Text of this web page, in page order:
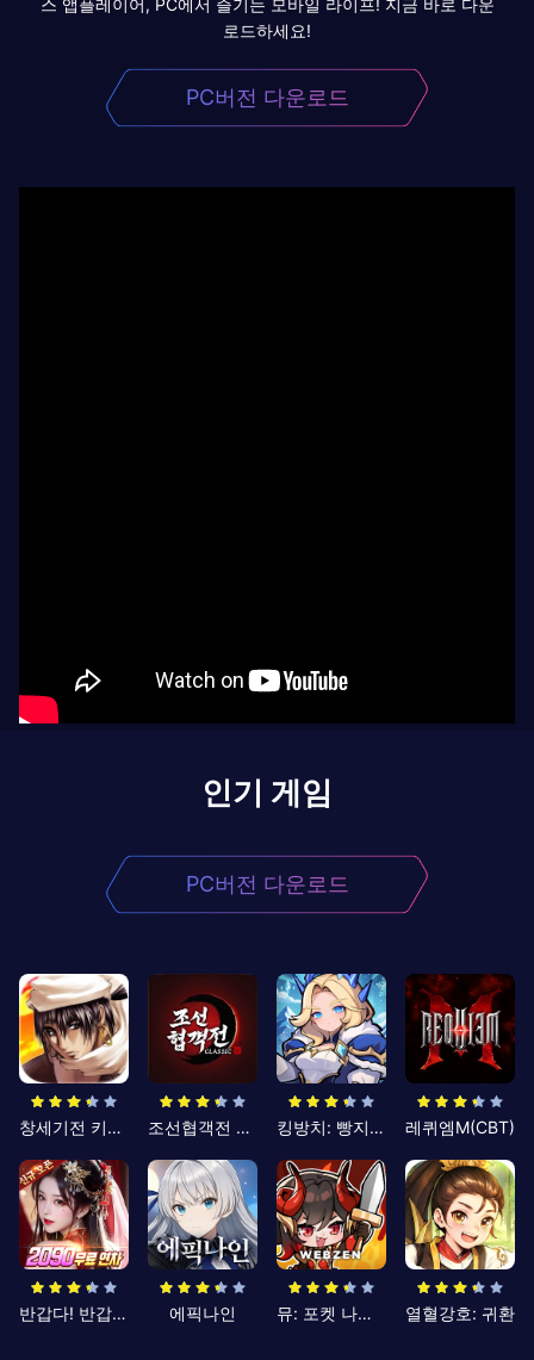
로드하세요!
PC버전 다운로드
인기 게임
PC버전 다운로드
창세기전 키우기 조선협객전 클래식 킹방치: 빵지의 제왕 레퀴엠M(CBT)
반갑다! 반갑삼국지 에픽나인 뮤: 포켓 나이츠 열혈강호: 귀환